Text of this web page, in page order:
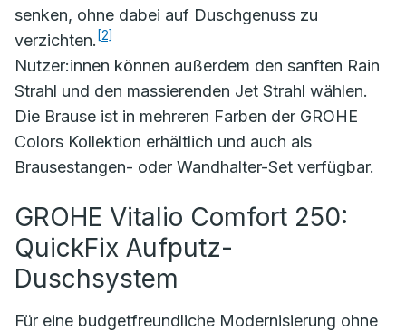
senken, ohne dabei auf Duschgenuss zu
verzichten. [2]
Nutzer:innen können außerdem den sanften Rain
Strahl und den massierenden Jet Strahl wählen.
Die Brause ist in mehreren Farben der GROHE
Colors Kollektion erhältlich und auch als
Brausestangen- oder Wandhalter-Set verfügbar.
GROHE Vitalio Comfort 250:
QuickFix Aufputz-
Duschsystem
Für eine budgetfreundliche Modernisierung ohne